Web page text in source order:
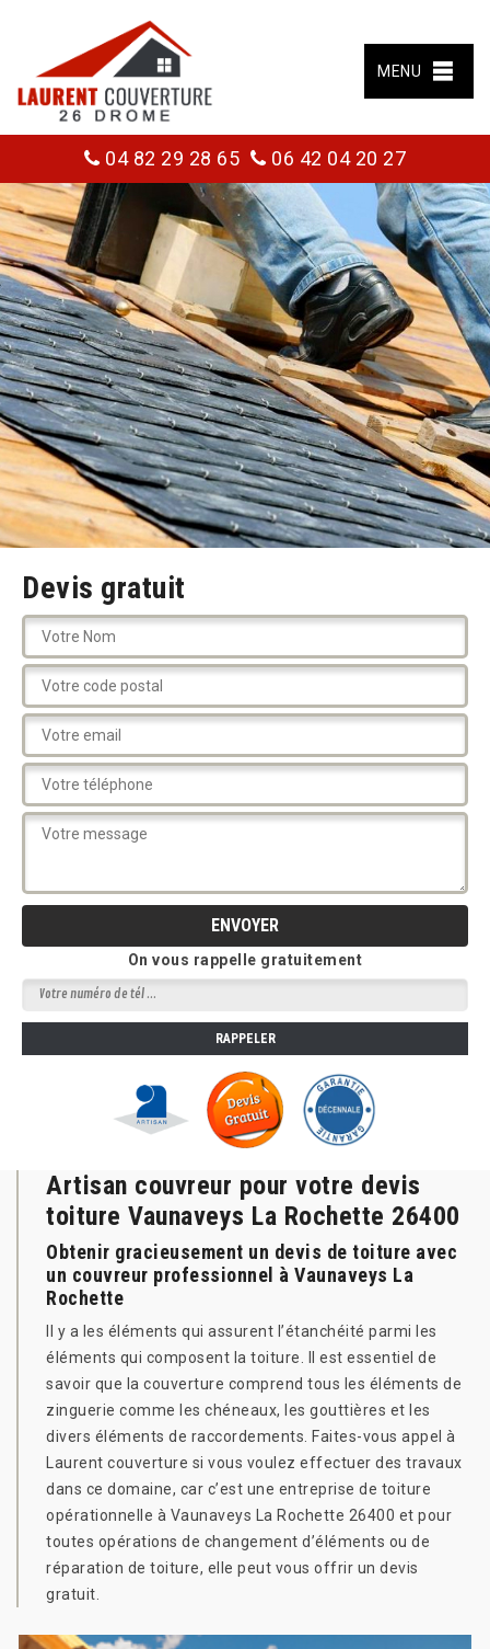
MENU
04 82 29 28 65 06 42 04 20 27
Devis gratuit
On vous rappelle gratuitement
Artisan couvreur pour votre devis
toiture Vaunaveys La Rochette 26400
Obtenir gracieusement un devis de toiture avec
un couvreur professionnel à Vaunaveys La
Rochette
Il y a les éléments qui assurent l’étanchéité parmi les
éléments qui composent la toiture. Il est essentiel de
savoir que la couverture comprend tous les éléments de
zinguerie comme les chéneaux, les gouttières et les
divers éléments de raccordements. Faites-vous appel à
Laurent couverture si vous voulez effectuer des travaux
dans ce domaine, car c’est une entreprise de toiture
opérationnelle à Vaunaveys La Rochette 26400 et pour
toutes opérations de changement d’éléments ou de
réparation de toiture, elle peut vous offrir un devis
gratuit.